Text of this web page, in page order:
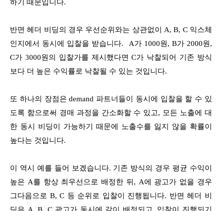
하기 때문입니다.
반면 헤더 비딩의 경우 우선순위와는 상관없이 A, B, C 익스체
인지에서 동시에 입찰을 받습니다. A가 1000원, B가 2000원,
C가 3000원의 입찰가를 제시했다면 C가 낙찰되어 기존 방식
보다 더 높은 수익률로 낙찰될 수 있는 것입니다.
또 하나의 장점은 demand 파트너들이 동시에 입찰을 할 수 있
도록 함으로써 경매 과정을 간소화할 수 있고, 모든 노출에 대
한 동시 비딩이 가능하기 때문에 노출수를 잃지 않을 확률이
높다는 것입니다.
이 역시 예를 들어 보겠습니다. 기존 방식의 경우 평균 수익이
높은 A를 항상 최우선으로 배정한 뒤, A에 광고가 없을 경우
그다음으로 B, C 등 순위로 입찰이 진행됩니다. 반면 헤더 비